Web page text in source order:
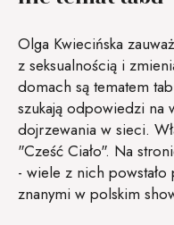
Olga Kwiecińska
z seksualnością i
domach są tematem
szukają odpowiedzi na
dojrzewania w sieci.
"Cześć Ciało". Na
- wiele z nich
znanymi w polskim